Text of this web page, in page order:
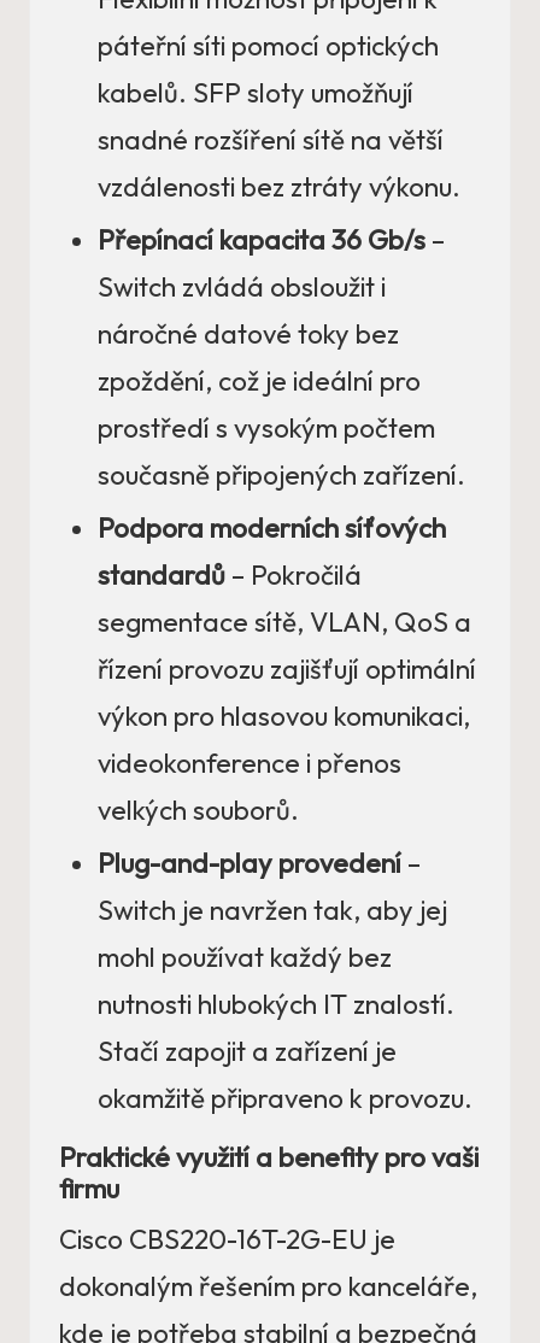
páteřní síti pomocí optických
kabelů. SFP sloty umožňují
snadné rozšíření sítě na větší
vzdálenosti bez ztráty výkonu.
Přepínací kapacita 36 Gb/s –
Switch zvládá obsloužit i
náročné datové toky bez
zpoždění, což je ideální pro
prostředí s vysokým počtem
současně připojených zařízení.
Podpora moderních síťových
standardů – Pokročilá
segmentace sítě, VLAN, QoS a
řízení provozu zajišťují optimální
výkon pro hlasovou komunikaci,
videokonference i přenos
velkých souborů.
Plug-and-play provedení –
Switch je navržen tak, aby jej
mohl používat každý bez
nutnosti hlubokých IT znalostí.
Stačí zapojit a zařízení je
okamžitě připraveno k provozu.
Praktické využití a benefity pro vaši
firmu
Cisco CBS220-16T-2G-EU je
dokonalým řešením pro kanceláře,
kde je potřeba stabilní a bezpečná